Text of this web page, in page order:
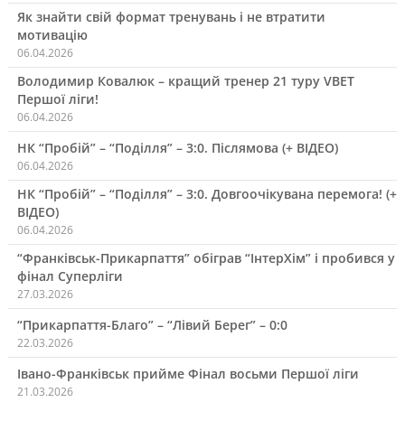
Як знайти свій формат тренувань і не втратити
мотивацію
06.04.2026
Володимир Ковалюк – кращий тренер 21 туру VBET
Першої ліги!
06.04.2026
НК “Пробій” – “Поділля” – 3:0. Післямова (+ ВІДЕО)
06.04.2026
НК “Пробій” – “Поділля” – 3:0. Довгоочікувана перемога! (+
ВІДЕО)
06.04.2026
“Франківськ-Прикарпаття” обіграв “ІнтерХім” і пробився у
фінал Суперліги
27.03.2026
“Прикарпаття-Благо” – “Лівий Берег” – 0:0
22.03.2026
Івано-Франківськ прийме Фінал восьми Першої ліги
21.03.2026